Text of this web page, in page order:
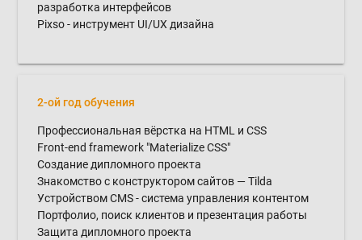
разработка интерфейсов
Pixso - инструмент UI/UX дизайна
2-ой год обучения
Профессиональная вёрстка на HTML и CSS
Front-end framework "Materialize CSS"
Создание дипломного проекта
Знакомство с конструктором сайтов — Tilda
Устройством CMS - система управления контентом
Портфолио, поиск клиентов и презентация работы
Защита дипломного проекта